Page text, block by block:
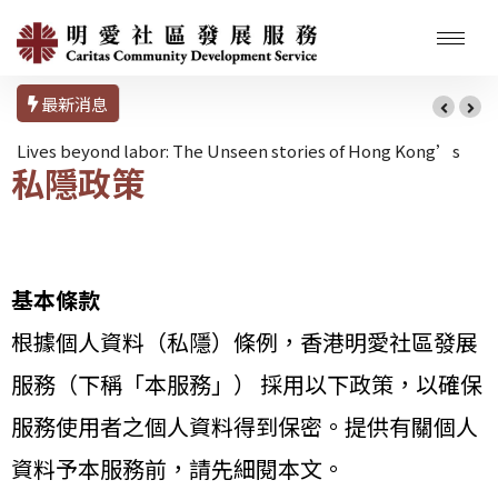
最新消息
Lives beyond labor: The Unseen stories of Hong Kong’s
Domestic Workers
私隱政策
基本條款
根據個人資料（私隱）條例，香港明愛社區發展
服務（下稱「本服務」） 採用以下政策，以確保
服務使用者之個人資料得到保密。提供有關個人
資料予本服務前，請先細閱本文。